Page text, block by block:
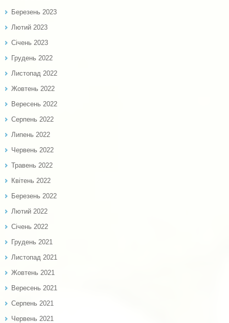
Березень 2023
Лютий 2023
Січень 2023
Грудень 2022
Листопад 2022
Жовтень 2022
Вересень 2022
Серпень 2022
Липень 2022
Червень 2022
Травень 2022
Квітень 2022
Березень 2022
Лютий 2022
Січень 2022
Грудень 2021
Листопад 2021
Жовтень 2021
Вересень 2021
Серпень 2021
Червень 2021